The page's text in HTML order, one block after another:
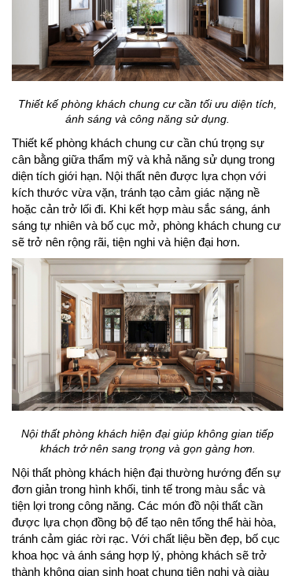
Thiết kế phòng khách chung cư cần tối ưu diện tích,
ánh sáng và công năng sử dụng.
Thiết kế phòng khách chung cư cần chú trọng sự
cân bằng giữa thẩm mỹ và khả năng sử dụng trong
diện tích giới hạn. Nội thất nên được lựa chọn với
kích thước vừa vặn, tránh tạo cảm giác nặng nề
hoặc cản trở lối đi. Khi kết hợp màu sắc sáng, ánh
sáng tự nhiên và bố cục mở, phòng khách chung cư
sẽ trở nên rộng rãi, tiện nghi và hiện đại hơn.
Nội thất phòng khách hiện đại giúp không gian tiếp
khách trở nên sang trọng và gọn gàng hơn.
Nội thất phòng khách hiện đại thường hướng đến sự
đơn giản trong hình khối, tinh tế trong màu sắc và
tiện lợi trong công năng. Các món đồ nội thất cần
được lựa chọn đồng bộ để tạo nên tổng thể hài hòa,
tránh cảm giác rời rạc. Với chất liệu bền đẹp, bố cục
khoa học và ánh sáng hợp lý, phòng khách sẽ trở
thành không gian sinh hoạt chung tiện nghi và giàu